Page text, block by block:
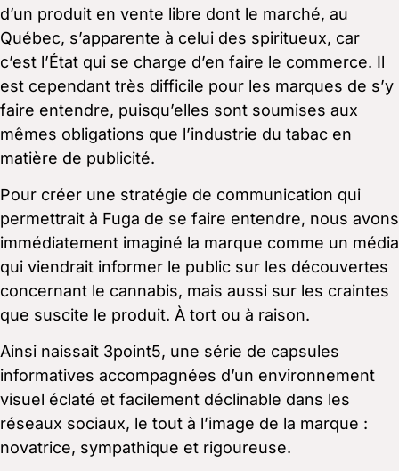
d’un produit en vente libre dont le marché, au
Québec, s’apparente à celui des spiritueux, car
c’est l’État qui se charge d’en faire le commerce. Il
est cependant très difficile pour les marques de s’y
faire entendre, puisqu’elles sont soumises aux
mêmes obligations que l’industrie du tabac en
matière de publicité.
Pour créer une stratégie de communication qui
permettrait à Fuga de se faire entendre, nous avons
immédiatement imaginé la marque comme un média
qui viendrait informer le public sur les découvertes
concernant le cannabis, mais aussi sur les craintes
que suscite le produit. À tort ou à raison.
Ainsi naissait 3point5, une série de capsules
informatives accompagnées d’un environnement
visuel éclaté et facilement déclinable dans les
réseaux sociaux, le tout à l’image de la marque :
novatrice, sympathique et rigoureuse.